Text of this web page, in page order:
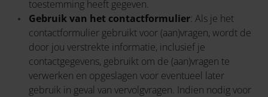
toestemming heeft gegeven.
Gebruik van het contactformulier: Als je het
contactformulier gebruikt voor (aan)vragen, wordt de
door jou verstrekte informatie, inclusief je
contactgegevens, gebruikt om de (aan)vragen te
verwerken en opgeslagen voor eventueel later
gebruik in geval van vervolgvragen. Indien nodig voor